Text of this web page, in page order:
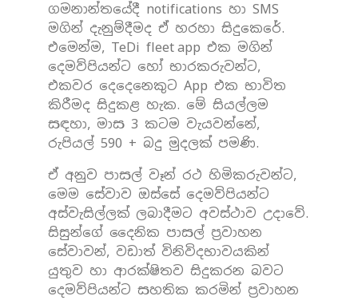
ගමනාන්තයේදී notifications හා SMS
මගින් දැනුම්දීමද ඒ හරහා සිදුකෙරේ.
එමෙන්ම, TeDi fleet app එක මගින්
දෙමව්පියන්ට හෝ භාරකරුවන්ට,
එකවර දෙදෙනෙකුට App එක භාවිත
කිරීමද සිදුකළ හැක. මේ සියල්ලම
සඳහා, මාස 3 කටම වැයවන්නේ,
රුපියල් 590 + බදු මුදලක් පමණි.
ඒ අනුව පාසල් වෑන් රථ හිමිකරුවන්ට,
මෙම සේවාව ඔස්සේ දෙමව්පියන්ට
අස්වැසිල්ලක් ලබාදීමට අවස්ථාව උදාවේ.
සිසුන්ගේ දෛනික පාසල් ප්‍රවාහන
සේවාවන්, වඩාත් විනිවිදභාවයකින්
යුතුව හා ආරක්ෂිතව සිදුකරන බවට
දෙමව්පියන්ට සහතික කරමින් ප්‍රවාහන